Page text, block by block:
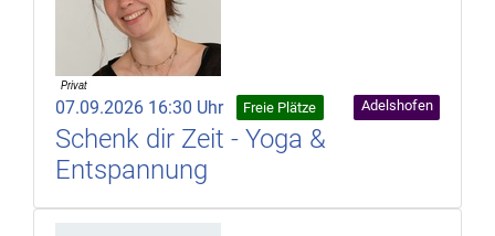
07.09.2026 16:30 Uhr Freie Plätze Adelshofen
Schenk dir Zeit - Yoga &
Entspannung